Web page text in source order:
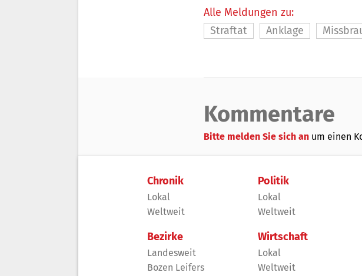
Alle Meldungen zu:
Straftat
Anklage
Kommentare
Bitte melden Sie sich an um einen
Chronik
Lokal
Weltweit
Bezirke
Landesweit
Bozen Leifers
Politik
Lokal
Weltweit
Wirtschaft
Lokal
Weltweit